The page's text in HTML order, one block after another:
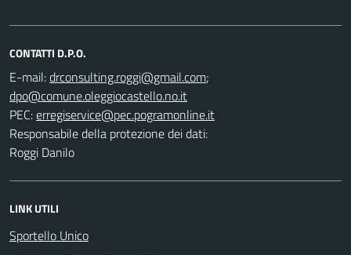
CONTATTI D.P.O.
E-mail:
;
PEC:
Responsabile della protezione dei dati:
Roggi Danilo
LINK UTILI
Sportello Unico